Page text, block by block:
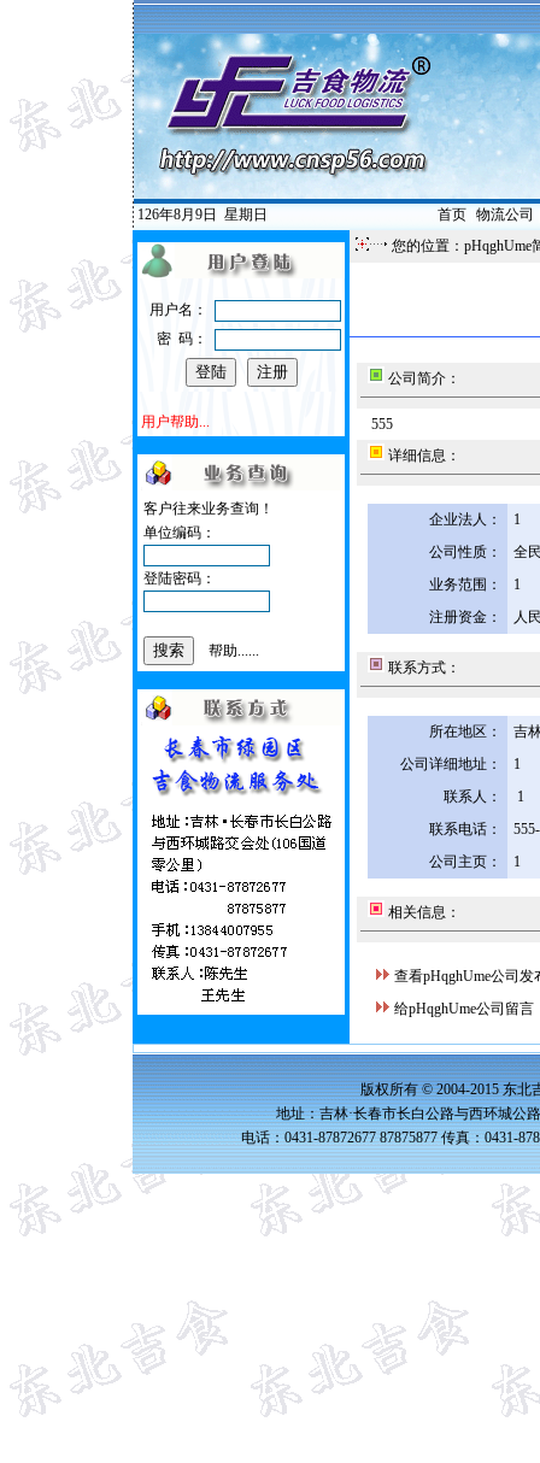
126年8月9日 星期日 首页| 物流公司
用户名：
密 码：
用户帮助...
客户往来业务查询！
单位编码：
登陆密码：
帮助......
您的位置：pHqghUme
公司简介：
555
详细信息：
企业法人：
1
公司性质：
全
业务范围：
1
注册资金：
人
联系方式：
所在地区：
吉
公司详细地址：
1
联系人：
1
联系电话：
公司主页：
1
相关信息：
查看pHqghUme公司发
给pHqghUme公司留言
版权所有 © 2004-2015 东北
地址：吉林·长春市长白公路与西环城公
电话：0431-87872677 87875877 传真：0431-